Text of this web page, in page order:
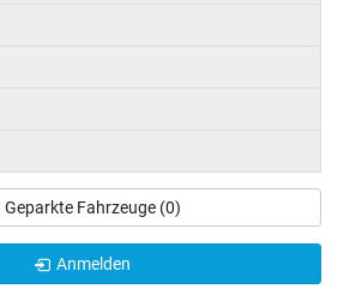
Geparkte Fahrzeuge (0)
Anmelden